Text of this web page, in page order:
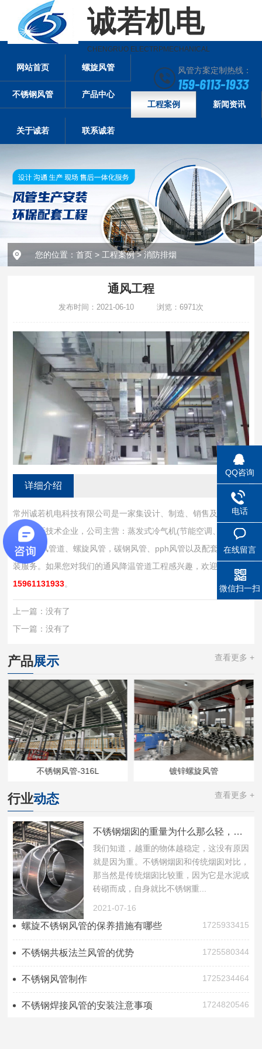
诚若机电
CHENGRUO ELECTRPMECHANICAL
风管方案定制热线：
159-6113-1933
网站首页 螺旋风管
不锈钢风管
产品中心
工程案例
新闻资讯
关于诚若 联系诚若
您的位置： 首页> 工程案例> 消防排烟
通风工程
发布时间：2021-06-10 浏览：6971次
详细介绍
常州诚若机电科技有限公司是一家集设计、制造、销售及安装服
务的高新技术企业，公司主营：蒸发式冷气机(节能空调、水空
调)、通风管道、螺旋风管，碳钢风管、pph风管以及配套设计安
装服务。如果您对我们的通风降温管道工程感兴趣，欢迎致电：
15961131933。
上一篇： 没有了
下一篇： 没有了
产品展示 查看更多 +
不锈钢风管-316L 镀锌螺旋风管
行业动态 查看更多 +
不锈钢烟囱的重量为什么那么轻，功能还那么好?
我们知道，越重的物体越稳定，这没有原因
就是因为重。不锈钢烟囱和传统烟囱对比，
那当然是传统烟囱比较重，因为它是水泥或
砖砌而成，自身就比不锈钢重...
2021-07-16
螺旋不锈钢风管的保养措施有哪些 1725933415
不锈钢共板法兰风管的优势 1725580344
不锈钢风管制作 1725234464
不锈钢焊接风管的安装注意事项 1724820546
QQ咨询
电话
在线留言
微信扫一扫